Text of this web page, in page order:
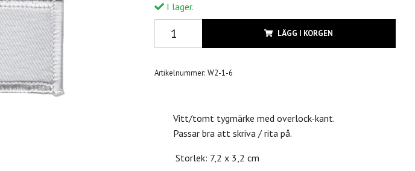
I lager.
LÄGG I KORGEN
Artikelnummer: W2-1-6
Vitt/tomt tygmärke med overlock-kant.
Passar bra att skriva / rita på.
Storlek: 7,2 x 3,2 cm